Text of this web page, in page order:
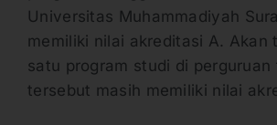
Universitas Muhammadiyah
memiliki nilai akreditasi A. Akan
satu program studi di perguruan
tersebut masih memiliki nilai